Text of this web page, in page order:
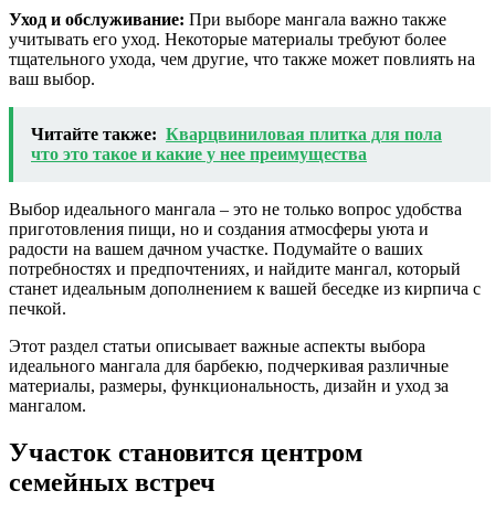
Уход и обслуживание: При выборе мангала важно также
учитывать его уход. Некоторые материалы требуют более
тщательного ухода, чем другие, что также может повлиять на
ваш выбор.
Читайте также: Кварцвиниловая плитка для пола
что это такое и какие у нее преимущества
Выбор идеального мангала – это не только вопрос удобства
приготовления пищи, но и создания атмосферы уюта и
радости на вашем дачном участке. Подумайте о ваших
потребностях и предпочтениях, и найдите мангал, который
станет идеальным дополнением к вашей беседке из кирпича с
печкой.
Этот раздел статьи описывает важные аспекты выбора
идеального мангала для барбекю, подчеркивая различные
материалы, размеры, функциональность, дизайн и уход за
мангалом.
Участок становится центром
семейных встреч